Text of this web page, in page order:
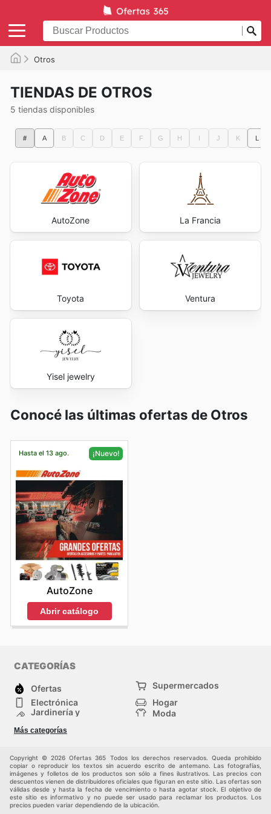
Otros
TIENDAS DE OTROS
5 tiendas disponibles
# A B C D E F G H I J K L
AutoZone La Francia
Toyota Ventura
Yisel jewelry
Conocé las últimas ofertas de Otros
Hasta el 13 ago. ¡Nuevo!
AutoZone
Abrir catálogo
CATEGORÍAS
Ofertas
Supermercados
Electrónica
Hogar
Jardinería y
Moda
Tiendas
departamentales
Otros
Más categorías
Copyright © 2026 Ofertas 365 Todos los derechos reservados. Queda prohibido
copiar o reproducir los textos sin acuerdo escrito de antemano. Las fotografías,
imágenes y folletos de los productos son sólo a fines ilustrativos. Las precios con
descuentos vienen de distribuidores oficiales que figuran en este sitio. Las ofertas son
válidas desde y hasta la fecha de vencimiento o hasta agotar stock. El objetivo de
este sitio es informativo y no puede ser usado para reclamar los productos. Los
precios pueden variar dependiendo de la ubicación.